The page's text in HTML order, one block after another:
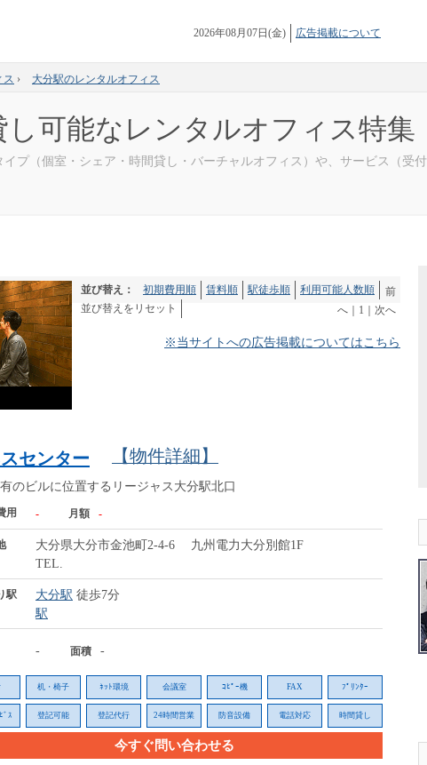
2026年08月07日(金) 広告掲載について
ス › 大分駅のレンタルオフィス
し可能なレンタルオフィス特集
プ（個室・シェア・時間貸し・バーチャルオフィス）や、サービス（受
並び替え： 初期費用順 賃料順 駅徒歩順
利用可能人数順
並び替えをリセット
前
へ
1 次へ
※当サイトへの広告掲載についてはこちら
センター 【物件詳細】
のビルに位置するリージャス大分駅北口
用 - 月額 -
大分県大分市金池町2-4-6 九州電力大分別館1F
TEL.
駅 大分駅 徒歩7分
駅
- 面積 -
机・椅子 ﾈｯﾄ環境 会議室 ｺﾋﾟｰ機 FAX ﾌﾟﾘﾝﾀｰ
ﾞｽ 登記可能 登記代行 24時間営業 防音設備 電話対応 時間貸し
今すぐ問い合わせる